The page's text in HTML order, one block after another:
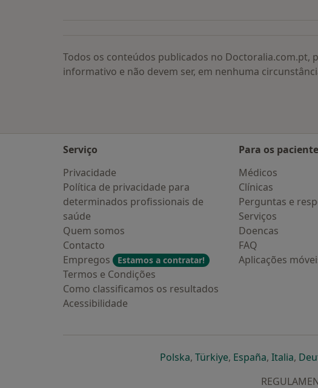
Todos os conteúdos publicados no
informativo e não devem ser, em nenhuma
Serviço
Privacidade
Política de privacidade para
determinados profissionais de
saúde
Quem somos
Contacto
Empregos
Estamos a contratar!
Termos e Condições
Como classificamos os resultados
Acessibilidade
Para os
Médicos
Clínicas
Perguntas e
Serviços
Doencas
FAQ
Aplicações
Polskaabre num novo separador
, Türkiyeabre num novo
, Españaabre num
, Italiaabre
,